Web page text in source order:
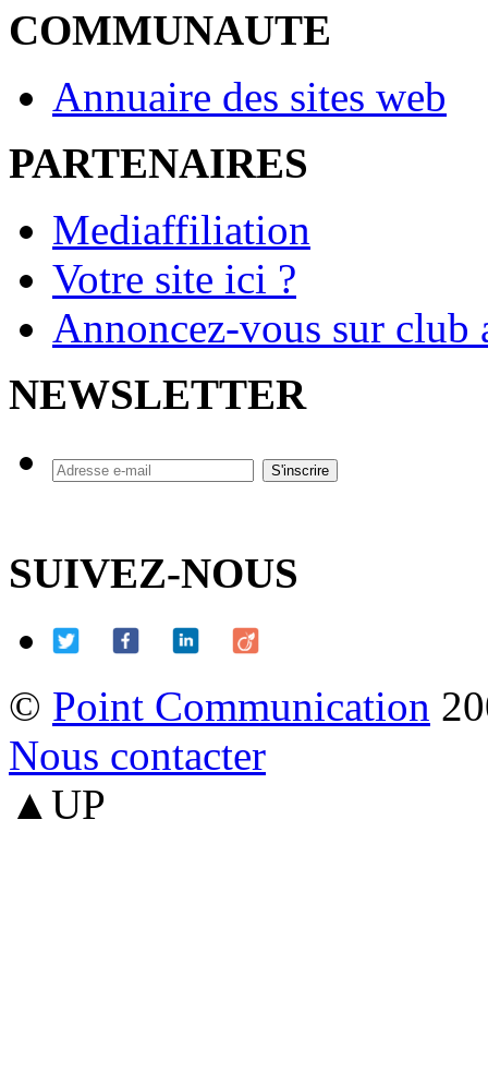
COMMUNAUTE
Annuaire des sites web
PARTENAIRES
Mediaffiliation
Votre site ici ?
Annoncez-vous sur
NEWSLETTER
SUIVEZ-NOUS
© Point Communication
Nous contacter
▲UP